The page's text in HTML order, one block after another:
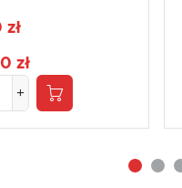
zł
zł